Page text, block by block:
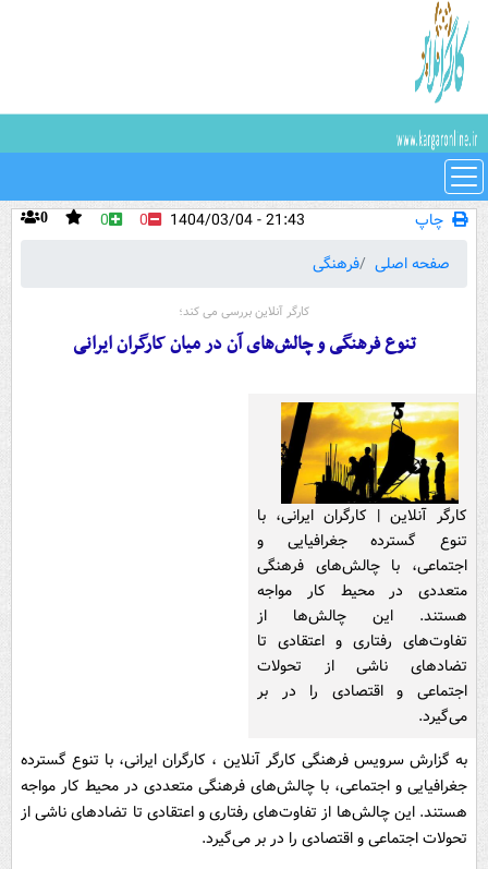
چاپ 0 0 0
21:43 - 1404/03/04
صفحه اصلی
فرهنگی
کارگر آنلاین بررسی می کند؛
تنوع فرهنگی و چالش‌های آن در میان کارگران ایرانی
کارگر آنلاین | کارگران ایرانی، با
تنوع گسترده جغرافیایی و
اجتماعی، با چالش‌های فرهنگی
متعددی در محیط کار مواجه
هستند. این چالش‌ها از
تفاوت‌های رفتاری و اعتقادی تا
تضادهای ناشی از تحولات
اجتماعی و اقتصادی را در بر
می‌گیرد.
به گزارش سرویس فرهنگی کارگر آنلاین ، کارگران ایرانی، با تنوع گسترده
جغرافیایی و اجتماعی، با چالش‌های فرهنگی متعددی در محیط کار مواجه
هستند. این چالش‌ها از تفاوت‌های رفتاری و اعتقادی تا تضادهای ناشی از
تحولات اجتماعی و اقتصادی را در بر می‌گیرد.